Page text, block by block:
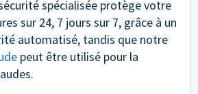
spécialisée protège votre
sur 24, 7 jours sur 7, grâce à un
automatisé, tandis que notre
peut être utilisé pour la